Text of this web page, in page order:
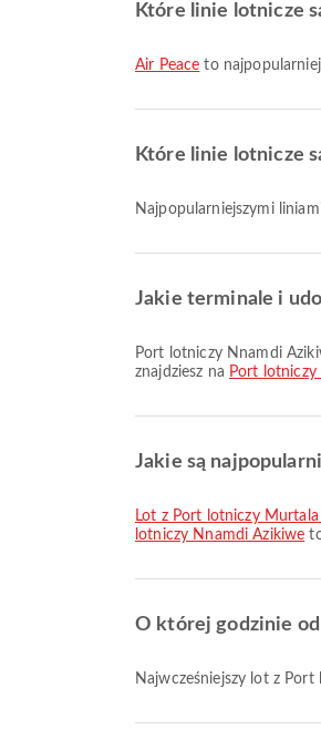
Które linie lotnicze
Air Peace to
Które linie lotnicze
Najpopularniejszymi
Jakie terminale i
Port lotniczy Nnamdi Azikiwe oferuje Taxi oraz wiele innych udogodnień, aby poprawić komfort Twojej podróży. Szczegółowe informacje o udogodnieniach i układach terminali
znajdziesz na Port lotniczy
Jakie są
lot z Port lotniczy
lotniczy Nnamdi Azikiwe
O której godzinie
Najwcześniejszy lot z